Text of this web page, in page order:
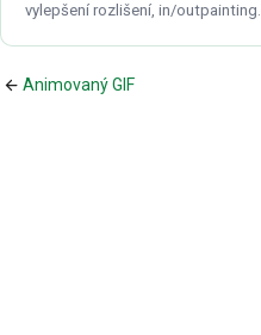
vylepšení rozlišení, in/outpainting.
Animovaný GIF